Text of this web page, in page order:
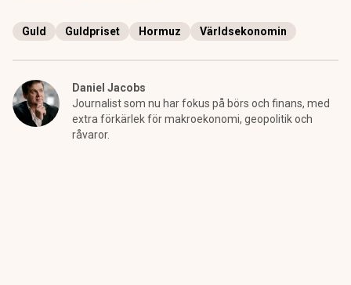
Guld Guldpriset Hormuz Världsekonomin
Daniel Jacobs
Journalist som nu har fokus på börs och finans, med
extra förkärlek för makroekonomi, geopolitik och
råvaror.